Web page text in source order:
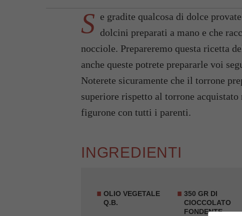
S e gradite qualcosa di dolce
dolcini preparati a mano e che
nocciole. Prepareremo questa ricetta
anche queste potrete prepararle voi
Noterete sicuramente che il torrone
superiore rispetto al torrone
figurone con tutti i parenti.
INGREDIENTI
OLIO VEGETALE
Q.B.
350 GR DI
CIOCCOLATO
FONDENTE